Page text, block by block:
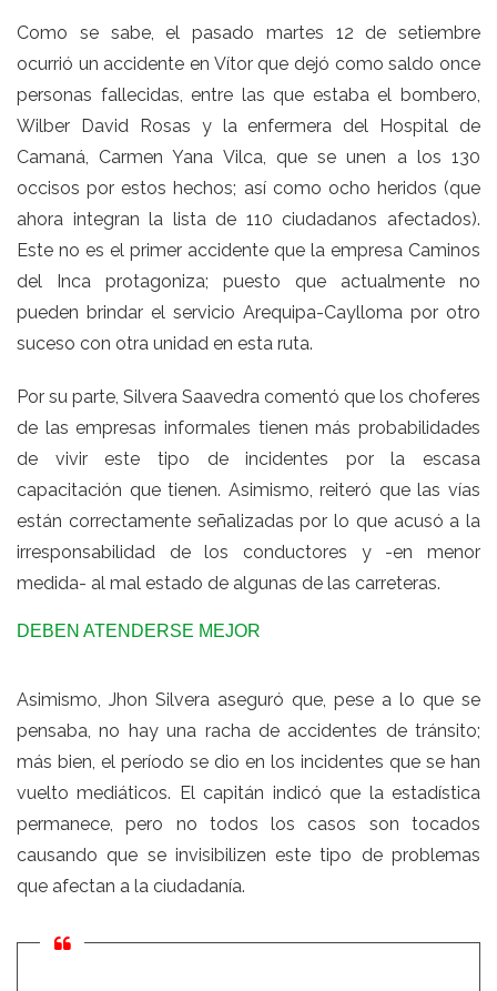
Como se sabe, el pasado martes 12 de setiembre
ocurrió un accidente en Vítor que dejó como saldo once
personas fallecidas, entre las que estaba el bombero,
Wilber David Rosas y la enfermera del Hospital de
Camaná, Carmen Yana Vilca, que se unen a los 130
occisos por estos hechos; así como ocho heridos (que
ahora integran la lista de 110 ciudadanos afectados).
Este no es el primer accidente que la empresa Caminos
del Inca protagoniza; puesto que actualmente no
pueden brindar el servicio Arequipa-Caylloma por otro
suceso con otra unidad en esta ruta.
Por su parte, Silvera Saavedra comentó que los choferes
de las empresas informales tienen más probabilidades
de vivir este tipo de incidentes por la escasa
capacitación que tienen. Asimismo, reiteró que las vías
están correctamente señalizadas por lo que acusó a la
irresponsabilidad de los conductores y -en menor
medida- al mal estado de algunas de las carreteras.
DEBEN ATENDERSE MEJOR
Asimismo, Jhon Silvera aseguró que, pese a lo que se
pensaba, no hay una racha de accidentes de tránsito;
más bien, el período se dio en los incidentes que se han
vuelto mediáticos. El capitán indicó que la estadística
permanece, pero no todos los casos son tocados
causando que se invisibilizen este tipo de problemas
que afectan a la ciudadanía.